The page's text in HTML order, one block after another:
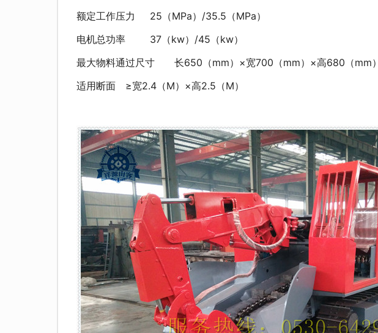
额定工作压力
25（MPa）/35.5（MPa）
电机总功率
37（kw）/45（kw）
最大物料通过尺寸
长650（mm）×宽700（mm）×高680（mm
适用断面
≥宽2.4（M）×高2.5（M）